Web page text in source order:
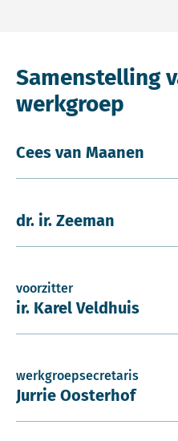
Samenstelling
werkgroep
Cees van Maanen
dr. ir. Zeeman
voorzitter
ir. Karel Veldhuis
werkgroepsecretaris
Jurrie Oosterhof